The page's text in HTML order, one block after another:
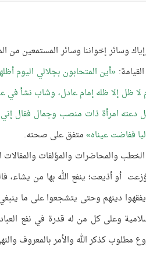
وإياك وسائر إخواننا وسائر المستمعين
أين المتحابون بجلالي اليوم
ظل إلا ظله إمام عادل، وشاب نشأ في
دعته امرأة ذات منصب وجمال فقال
ففاضت عيناه متفق على صحته.
والمحاضرات والمؤلفات
أو أذيعت؛ ينفع الله بها من
دينهم وحتى يتشجعوا على ما
وعلى كل من له قدرة في نفع
مطلوب كذكر الله والأمر بالمعروف